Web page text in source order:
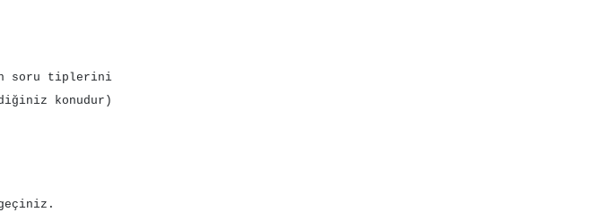
soru tiplerini
konudur)